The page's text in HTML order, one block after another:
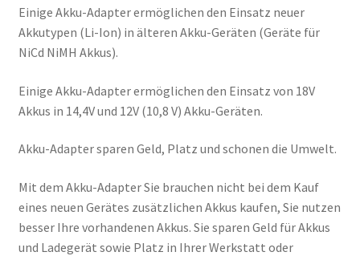
Einige Akku-Adapter ermöglichen den Einsatz neuer
Akkutypen (Li-Ion) in älteren Akku-Geräten (Geräte für
NiCd NiMH Akkus).
Einige Akku-Adapter ermöglichen den Einsatz von 18V
Akkus in 14,4V und 12V (10,8 V) Akku-Geräten.
Akku-Adapter sparen Geld, Platz und schonen die Umwelt.
Mit dem Akku-Adapter Sie brauchen nicht bei dem Kauf
eines neuen Gerätes zusätzlichen Akkus kaufen, Sie nutzen
besser Ihre vorhandenen Akkus. Sie sparen Geld für Akkus
und Ladegerät sowie Platz in Ihrer Werkstatt oder